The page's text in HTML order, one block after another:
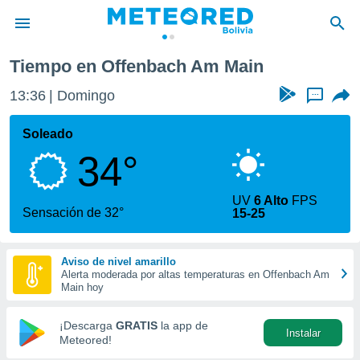
de
ha
calidad.
a este
las
y
forma
digital
basada
Tiempo en Offenbach Am Main
13:36 Domingo ...
Soleado
34°
Sensación de 32°
UV6 Alto FPS
15-25
Aviso de nivel amarillo
Alerta moderada por altas temperaturas en Offenbach Am
Main hoy
¡Descarga GRATIS la app de
Meteored!
Instalar